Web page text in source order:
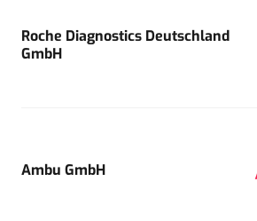
Roche Diagnostics Deutschland
GmbH
Ambu GmbH